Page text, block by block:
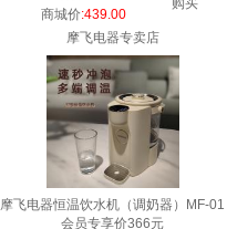
购买
商城价:439.00
摩飞电器专卖店
摩飞电器恒温饮水机（调奶器）MF-01
会员专享价366元